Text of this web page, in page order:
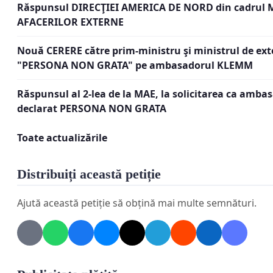
CĂTRE MINISTRUL AFACERILOR EXTERNE AL
CĂTRE EURODEPUTAŢII ROMÂNI DIN PARLAMENTUL
CĂTRE PREŞEDINTELE FIECĂRUI STAT CARE SE
INTERNE ALE STATULUI ROMÂN,
ROMANIA!!!
Subsemnaţii semnatari ai acestei petiţii ne
Răspunsul DIRECŢIEI AMERICA DE NORD din cadrul
AFACERILOR EXTERNE
Nouă CERERE către prim-ministru şi ministrul de
"PERSONA NON GRATA" pe ambasadorul KLEMM
Răspunsul al 2-lea de la MAE, la solicitarea ca
declarat PERSONA NON GRATA
Toate actualizările
Distribuiți această petiție
Ajută această petiție să obțină mai multe semnături.